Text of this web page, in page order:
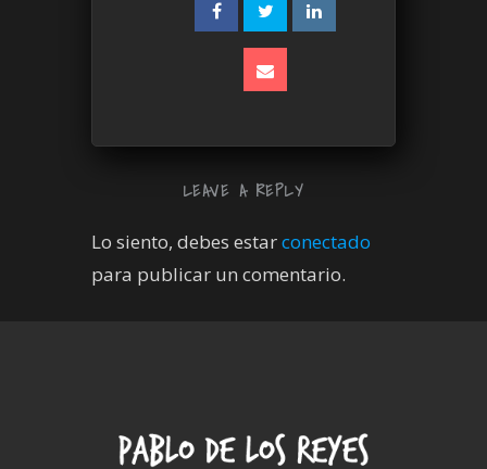
LEAVE A REPLY
Lo siento, debes estarconectado
para publicar un comentario.